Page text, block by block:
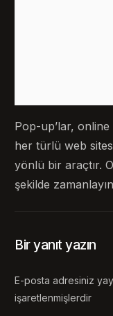
Pop-up’lar,
her türlü web
yönlü bir araçtır.
şekilde
Bir yanıt yazın
E-posta adresiniz
işaretlenmişlerdir